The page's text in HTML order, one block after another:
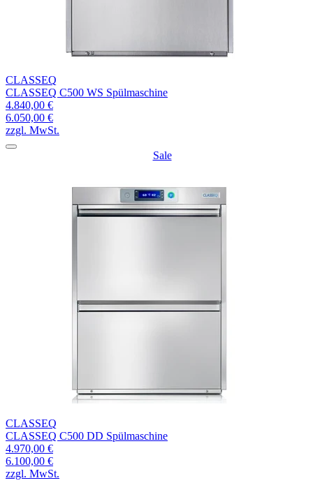
CLASSEQ
CLASSEQ C500 WS Spülmaschine
4.840,00 €
6.050,00 €
zzgl. MwSt.
Sale
CLASSEQ
CLASSEQ C500 DD Spülmaschine
4.970,00 €
6.100,00 €
zzgl. MwSt.